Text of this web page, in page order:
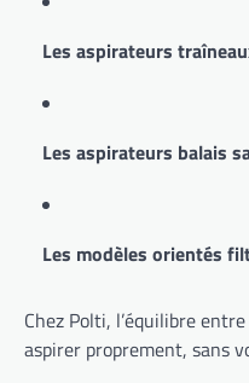
Les aspirateurs
Les aspirateurs balais
Les modèles orientés
Chez Polti, l’équilibre
aspirer proprement, sans